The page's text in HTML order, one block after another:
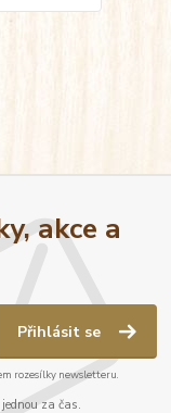
akce a
Přihlásit se
rozesílky newsletteru.
za čas.